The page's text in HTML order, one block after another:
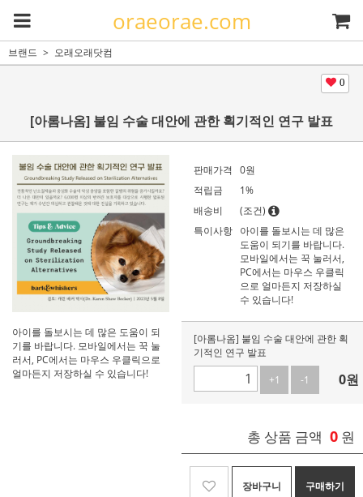
oraeorae.com
브랜드 오래오래닷컴
0
[아롬나옴] 불임 수술 대안에 관한 획기적인 연구 발표
아이를 돌보시는 데 많은 도움이 되
기를 바랍니다. 모바일에서는 꾹 눌
러서, PC에서는 마우스 우클릭으로
얼마든지 저장하실 수 있습니다!
판매가격 0원
적립금
1%
배송비
(조건)
특이사항 아이를 돌보시는 데 많은
도움이 되기를 바랍니다.
모바일에서는 꾹 눌러서,
PC에서는 마우스 우클릭
으로 얼마든지 저장하실
수 있습니다!
[아롬나옴] 불임 수술 대안에 관한 획
기적인 연구 발표
+1
-1 0원
총 상품 금액 0 원
장바구니 구매하기